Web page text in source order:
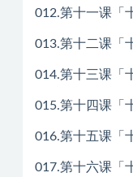
012.第十一课「
013.第十二课「
014.第十三课「
015.第十四课「
016.第十五课「
017.第十六课「